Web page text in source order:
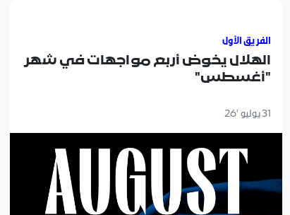
الفريق الأول
الهلال يخوض أربع مواجهات في شهر
"أغسطس"
31 يوليو '26